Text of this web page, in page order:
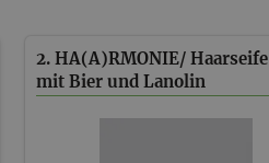
2. HA(A)RMONIE/ Haarseife
mit Bier und Lanolin